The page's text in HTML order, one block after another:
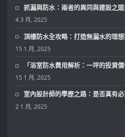
抓漏與防水：兩者的異同與建設之
4 3 月, 2025
頂樓防水全攻略：打造無漏水的理
15 1 月, 2025
「浴室防水費用解析：一坪的投資價
15 1 月, 2025
室內設計師的學歷之路：是否真有必
2 1 月, 2025